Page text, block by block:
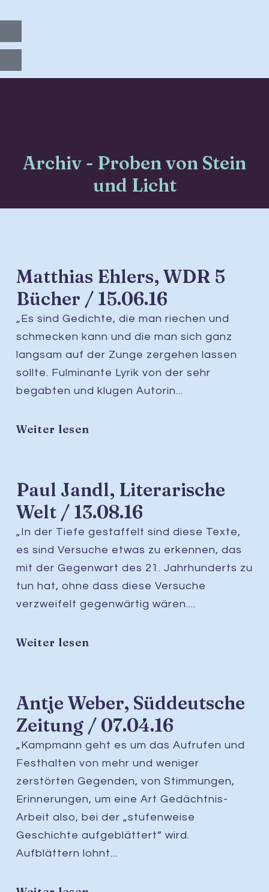
springen
Archiv - Proben von Stein
und Licht
Matthias Ehlers, WDR 5
Bücher / 15.06.16
„Es sind Gedichte, die man riechen und
schmecken kann und die man sich ganz
langsam auf der Zunge zergehen lassen
sollte. Fulminante Lyrik von der sehr
begabten und klugen Autorin...
Weiter lesen
Paul Jandl, Literarische
Welt / 13.08.16
„In der Tiefe gestaffelt sind diese Texte,
es sind Versuche etwas zu erkennen, das
mit der Gegenwart des 21. Jahrhunderts zu
tun hat, ohne dass diese Versuche
verzweifelt gegenwärtig wären....
Weiter lesen
Antje Weber, Süddeutsche
Zeitung / 07.04.16
„Kampmann geht es um das Aufrufen und
Festhalten von mehr und weniger
zerstörten Gegenden, von Stimmungen,
Erinnerungen, um eine Art Gedächtnis-
Arbeit also, bei der „stufenweise
Geschichte aufgeblättert“ wird.
Aufblättern lohnt...